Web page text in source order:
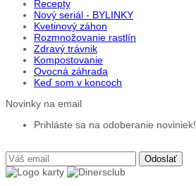
Recepty
Nový seriál - BYLINKY
Kvetinový záhon
Rozmnožovanie rastlín
Zdravý trávnik
Kompostovanie
Ovocná záhrada
Keď som v koncoch
Novinky na email
Prihláste sa na odoberanie noviniek!